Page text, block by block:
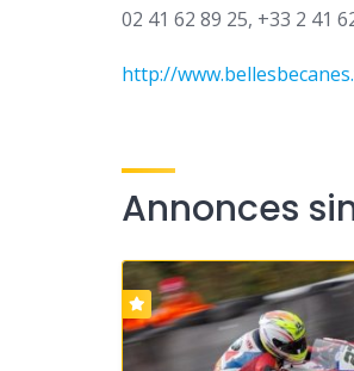
02 41 62 89 25, +33 2 41
http://
Annonces